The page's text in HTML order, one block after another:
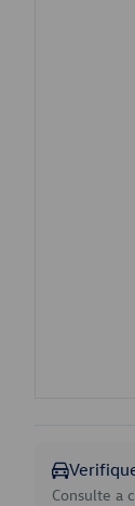
Consulte a